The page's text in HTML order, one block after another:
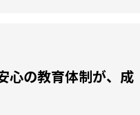
心の教育体制が、成